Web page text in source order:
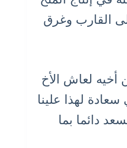
القارب وغرق
أخيه لعاش الأخ
لهذا علينا
دائما بما